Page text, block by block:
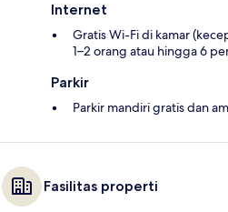
Internet
Gratis Wi-Fi di kamar
1–2 orang atau hingga 6
Parkir
Parkir mandiri gratis dan
Fasilitas properti